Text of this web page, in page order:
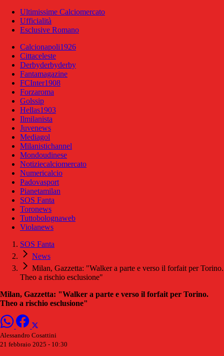
Ultimissime Calciomercato
Ufficialità
Esclusive Romano
Calcionapoli1926
Cittaceleste
Derbyderbyderby
Fantamagazine
FCInter1908
Forzaroma
Golssip
Hellas1903
Ilmilanista
Juvenews
Mediagol
Milanistichannel
Mondoudinese
Notiziecalciomercato
Numericalcio
Padovasport
Pianetamilan
SOS Fanta
Toronews
Tuttobolognaweb
Violanews
SOS Fanta
News
Milan, Gazzetta: "Walker a parte e verso il forfait per Torino.
Theo a rischio esclusione"
Milan, Gazzetta: "Walker a parte e verso il forfait per Torino.
Theo a rischio esclusione"
Alessandro Cosattini
21 febbraio 2025 - 10:30